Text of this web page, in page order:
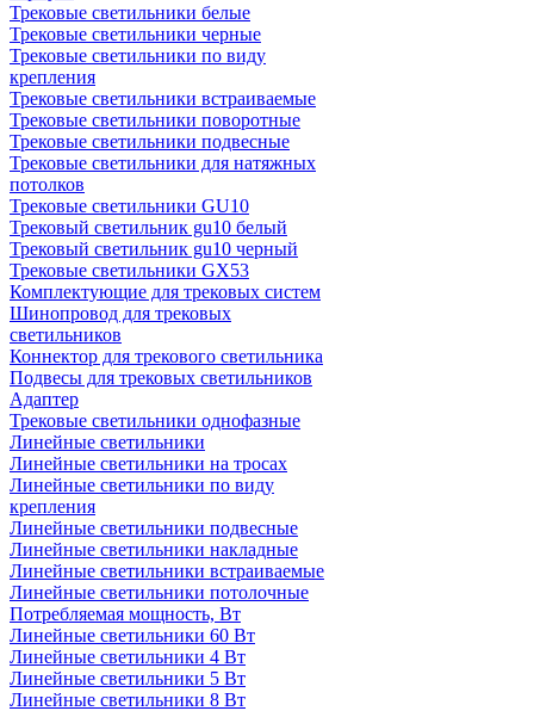
Трековые светильники белые
Трековые светильники черные
Трековые светильники по виду
крепления
Трековые светильники встраиваемые
Трековые светильники поворотные
Трековые светильники подвесные
Трековые светильники для натяжных
потолков
Трековые светильники GU10
Трековый светильник gu10 белый
Трековый светильник gu10 черный
Трековые светильники GX53
Комплектующие для трековых систем
Шинопровод для трековых
светильников
Коннектор для трекового светильника
Подвесы для трековых светильников
Адаптер
Трековые светильники однофазные
Линейные светильники
Линейные светильники на тросах
Линейные светильники по виду
крепления
Линейные светильники подвесные
Линейные светильники накладные
Линейные светильники встраиваемые
Линейные светильники потолочные
Потребляемая мощность, Вт
Линейные светильники 60 Вт
Линейные светильники 4 Вт
Линейные светильники 5 Вт
Линейные светильники 8 Вт